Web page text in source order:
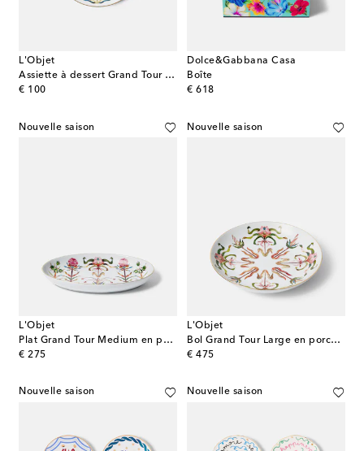
L'Objet
Assiette à dessert Grand Tour en porcelaine
€ 100
original price
Dolce&Gabbana Casa
Boîte
€ 618
original price
Nouvelle saison
L'Objet
Plat Grand Tour Medium en porcelaine
€ 275
original price
Nouvelle saison
L'Objet
Bol Grand Tour Large en porcelaine
€ 475
original price
Nouvelle saison Nouvelle saison